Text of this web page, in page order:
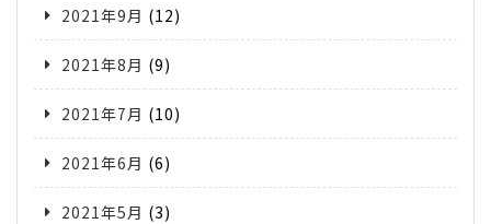
2021年9月 (12)
2021年8月 (9)
2021年7月 (10)
2021年6月 (6)
2021年5月 (3)